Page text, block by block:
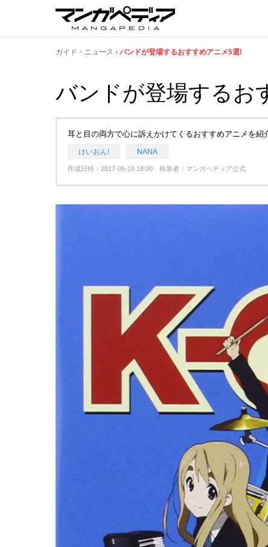
ガイド・ニュース バンドが登場するおすすめアニメ5選!
バンドが登場するお
耳と目の両方で心に訴えかけてくるおすすめアニメを紹
けいおん! NANA
作成日時：2017-05-18 18:00 執筆者：マンガペディア公式